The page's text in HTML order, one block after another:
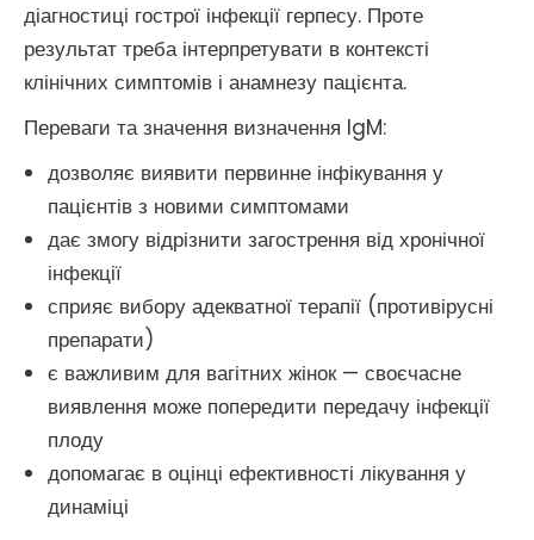
діагностиці гострої інфекції герпесу. Проте
результат треба інтерпретувати в контексті
клінічних симптомів і анамнезу пацієнта.
Переваги та значення визначення IgM:
дозволяє виявити первинне інфікування у
пацієнтів з новими симптомами
дає змогу відрізнити загострення від хронічної
інфекції
сприяє вибору адекватної терапії (противірусні
препарати)
є важливим для вагітних жінок — своєчасне
виявлення може попередити передачу інфекції
плоду
допомагає в оцінці ефективності лікування у
динаміці